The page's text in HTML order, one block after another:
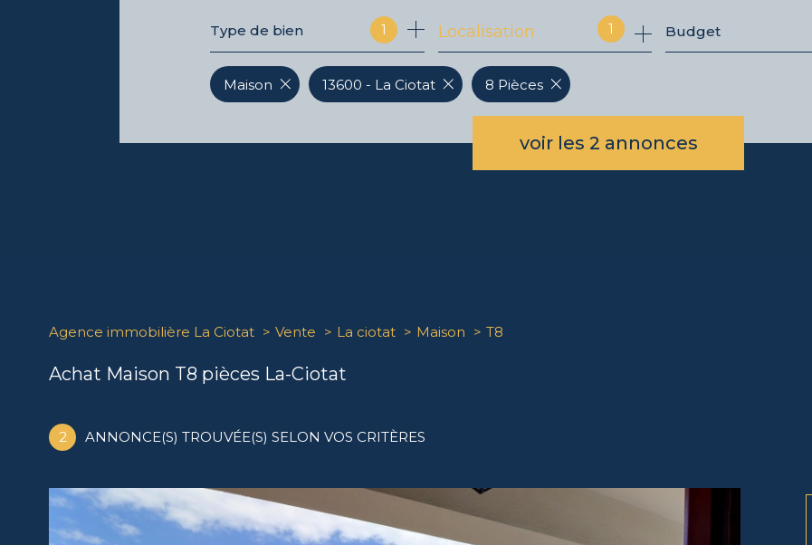
de l'ancien
du neuf
à l'année
Type de bien 1 1
Localisation Budget
voir les 2 annonces
Maison 13600 - La Ciotat 8 Pièces
Agence immobilière La Ciotat Vente La ciotat Maison T8
Achat Maison T8 pièces La-Ciotat
2 ANNONCE(S) TROUVÉE(S) SELON VOS CRITÈRES